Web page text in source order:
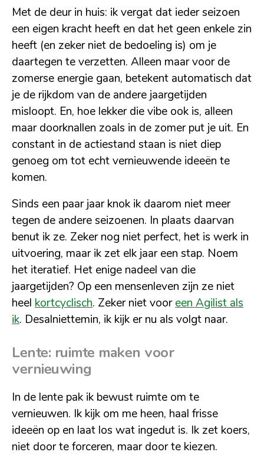
Met de deur in huis: ik vergat dat ieder seizoen
een eigen kracht heeft en dat het geen enkele zin
heeft (en zeker niet de bedoeling is) om je
daartegen te verzetten. Alleen maar voor de
zomerse energie gaan, betekent automatisch dat
je de rijkdom van de andere jaargetijden
misloopt. En, hoe lekker die vibe ook is, alleen
maar doorknallen zoals in de zomer put je uit. En
constant in de actiestand staan is niet diep
genoeg om tot echt vernieuwende ideeën te
komen.
Sinds een paar jaar knok ik daarom niet meer
tegen de andere seizoenen. In plaats daarvan
benut ik ze. Zeker nog niet perfect, het is werk in
uitvoering, maar ik zet elk jaar een stap. Noem
het iteratief. Het enige nadeel van die
jaargetijden? Op een mensenleven zijn ze niet
heel kortcyclisch. Zeker niet vooreen Agilist als
ik. Desalniettemin, ik kijk er nu als volgt naar.
Lente: ruimte maken voor
vernieuwing
In de lente pak ik bewust ruimte om te
vernieuwen. Ik kijk om me heen, haal frisse
ideeën op en laat los wat ingedut is. Ik zet koers,
niet door te forceren, maar door te kiezen.